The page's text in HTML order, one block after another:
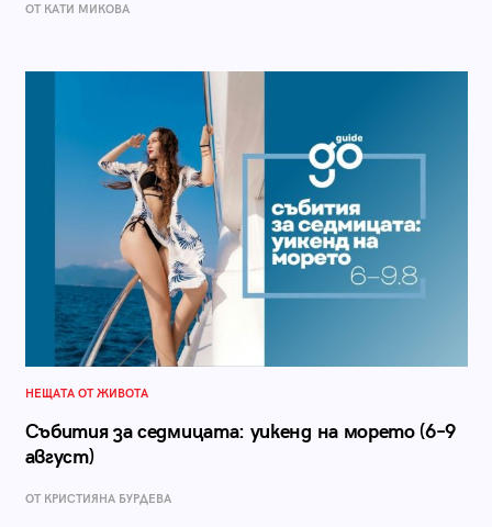
ОТ КАТИ МИКОВА
НЕЩАТА ОТ ЖИВОТА
Събития за седмицата: уикенд на морето (6–9
август)
ОТ КРИСТИЯНА БУРДЕВА